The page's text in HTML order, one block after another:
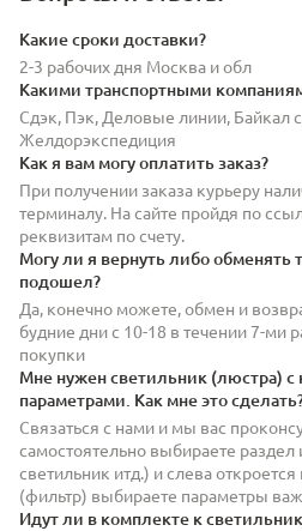
Какие сроки доставки?
2-3 рабочих дня Москва и обл
Какими транспортными
Сдэк, Пэк, Деловые линии, Байкал
Желдорэкспедиция
Как я вам могу оплатить заказ?
При получении заказа курьеру
терминалу. На сайте пройдя по
реквизитам по счету.
Могу ли я вернуть либо обменять
подошел?
Да, конечно можете, обмен и
будние дни с 10-18 в течении 7-ми
покупки
Мне нужен светильник (люстра)
параметрами. Как мне это
Связаться с нами и мы вас
самостоятельно выбираете раздел
светильник итд.) и слева
(фильтр) выбираете параметры
Идут ли в комплекте к